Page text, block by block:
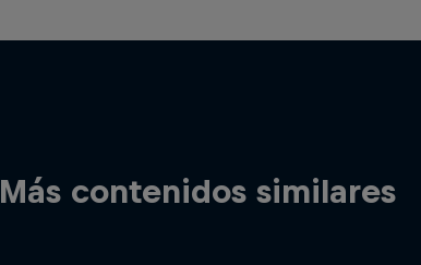
Más contenidos similares